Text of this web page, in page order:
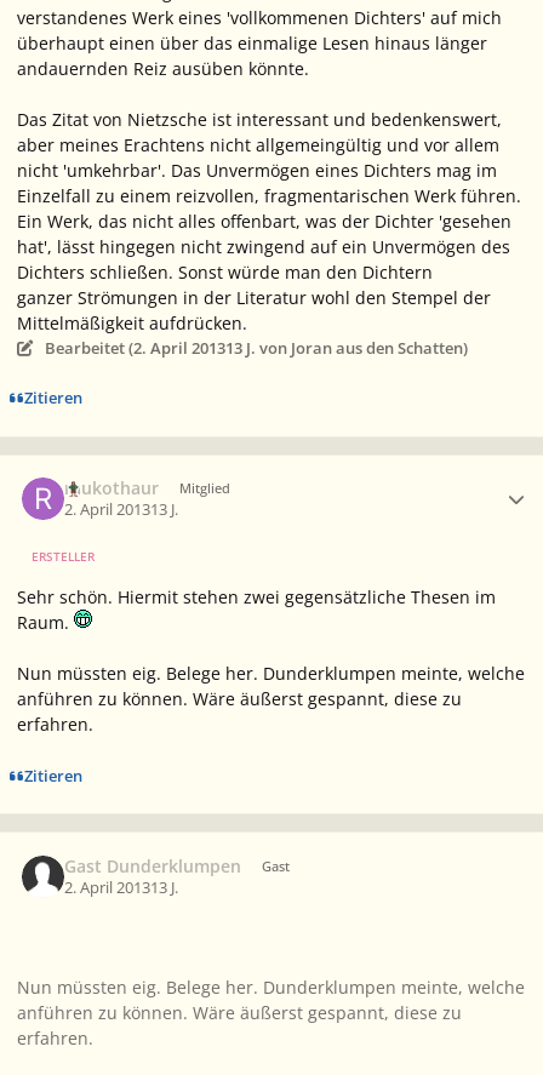
verstandenes Werk eines 'vollkommenen Dichters' auf mich
überhaupt einen über das einmalige Lesen hinaus länger
andauernden Reiz ausüben könnte.
Das Zitat von Nietzsche ist interessant und bedenkenswert,
aber meines Erachtens nicht allgemeingültig und vor allem
nicht 'umkehrbar'. Das Unvermögen eines Dichters mag im
Einzelfall zu einem reizvollen, fragmentarischen Werk führen.
Ein Werk, das nicht alles offenbart, was der Dichter 'gesehen
hat', lässt hingegen nicht zwingend auf ein Unvermögen des
Dichters schließen. Sonst würde man den Dichtern
ganzer Strömungen in der Literatur wohl den Stempel der
Mittelmäßigkeit aufdrücken.
Bearbeitet (2. April 201313 J. von Joran aus den Schatten)
Zitieren
raukothaur Mitglied
2. April 201313 J.
ERSTELLER
Sehr schön. Hiermit stehen zwei gegensätzliche Thesen im
Raum.
Nun müssten eig. Belege her. Dunderklumpen meinte, welche
anführen zu können. Wäre äußerst gespannt, diese zu
erfahren.
Zitieren
Gast Dunderklumpen Gast
2. April 201313 J.
Nun müssten eig. Belege her. Dunderklumpen meinte, welche
anführen zu können. Wäre äußerst gespannt, diese zu
erfahren.